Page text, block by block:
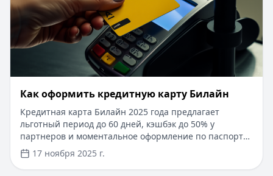
​Как оформить кредитную карту Билайн
Кредитная карта Билайн 2025 года предлагает
льготный период до 60 дней, кэшбэк до 50% у
партнеров и моментальное оформление по паспорту.
Заемные средства до 300 000 рублей доступны без
подтверждения дохода. Узнайте, как получить карту с
выгодными условиями и управлять финансами
17 ноября 2025 г.